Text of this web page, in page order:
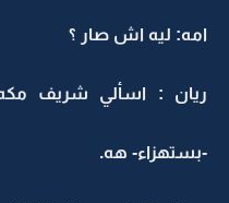
امه: ليه اش صار ؟
ريان : اسألي شريف مكه
-بستهزاء- هه.